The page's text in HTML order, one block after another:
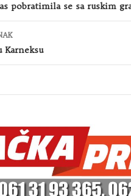
pobratimila se sa ruskim
Karneksu